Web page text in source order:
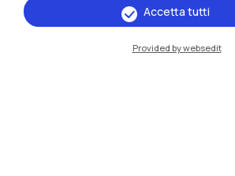
Accetta tutti
Provided by websedit